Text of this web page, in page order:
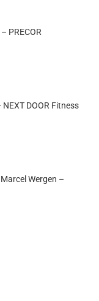
PRECOR
DOOR Fitness
Wergen –